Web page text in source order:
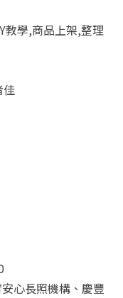
教學,商品上架,整理
佳
心長照機構、慶豐